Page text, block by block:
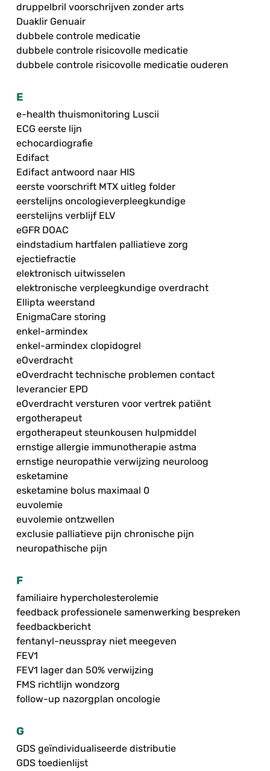
druppelbril voorschrijven zonder arts
Duaklir Genuair
dubbele controle medicatie
dubbele controle risicovolle medicatie
dubbele controle risicovolle medicatie ouderen
E
e-health thuismonitoring Luscii
ECG eerste lijn
echocardiografie
Edifact
Edifact antwoord naar HIS
eerste voorschrift MTX uitleg folder
eerstelijns oncologieverpleegkundige
eerstelijns verblijf ELV
eGFR DOAC
eindstadium hartfalen palliatieve zorg
ejectiefractie
elektronisch uitwisselen
elektronische verpleegkundige overdracht
Ellipta weerstand
EnigmaCare storing
enkel-armindex
enkel-armindex clopidogrel
eOverdracht
eOverdracht technische problemen contact
leverancier EPD
eOverdracht versturen voor vertrek patiënt
ergotherapeut
ergotherapeut steunkousen hulpmiddel
ernstige allergie immunotherapie astma
ernstige neuropathie verwijzing neuroloog
esketamine
esketamine bolus maximaal 0
euvolemie
euvolemie ontzwellen
exclusie palliatieve pijn chronische pijn
neuropathische pijn
F
familiaire hypercholesterolemie
feedback professionele samenwerking bespreken
feedbackbericht
fentanyl-neusspray niet meegeven
FEV1
FEV1 lager dan 50% verwijzing
FMS richtlijn wondzorg
follow-up nazorgplan oncologie
G
GDS geïndividualiseerde distributie
GDS toedienlijst